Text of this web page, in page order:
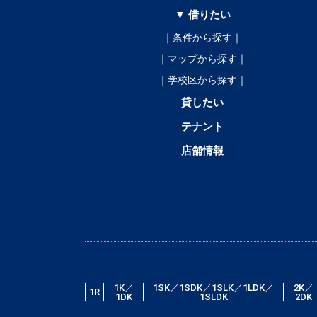
▼ 借りたい
｜条件から探す｜
｜マップから探す｜
｜学校区から探す｜
貸したい
テナント
店舗情報
1R
1K／
1DK
1SK／1SDK／1SLK／1LDK／
1SLDK
2K／
2DK